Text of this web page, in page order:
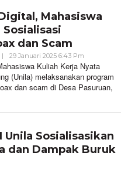
Mahasiswa
Sosialisasi
dan Scam
| 29 Januari 2025 6:43 Pm
VoxLampung
Kuliah Kerja Nyata
(Unila) melaksanakan program
dan scam di Desa Pasuruan,
Unila Sosialisasikan
dan Dampak Buruk